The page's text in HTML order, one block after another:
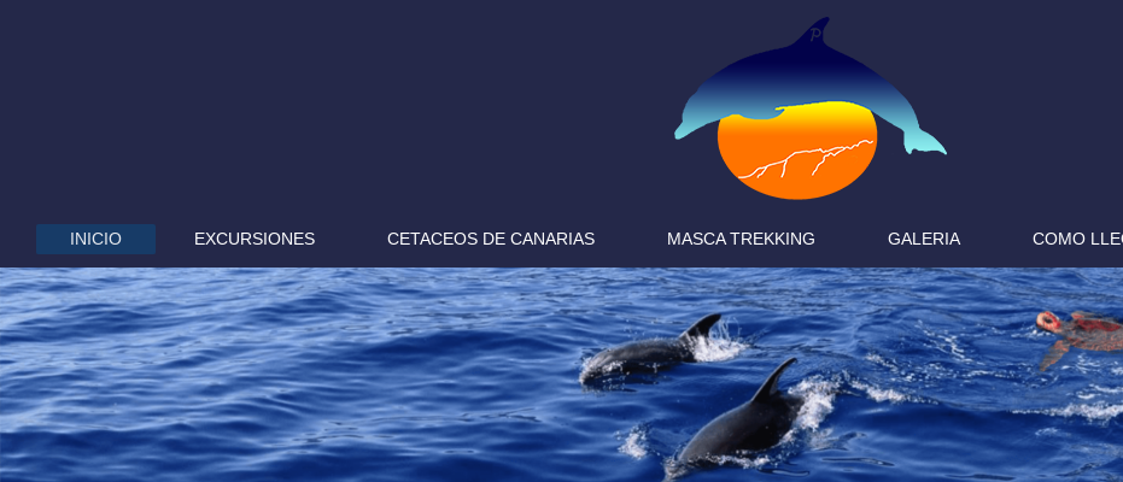
INICIO EXCURSIONES CETACEOS DE CANARIAS MASCA TREKKING GALERIA COMO